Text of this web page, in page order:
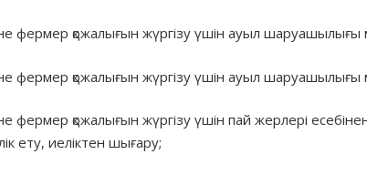
фермер қожалығын жүргізу үшін ауыл шаруашылығы
фермер қожалығын жүргізу үшін ауыл шаруашылығы
фермер қожалығын жүргізу үшін пай жерлері
ету, иеліктен шығару;